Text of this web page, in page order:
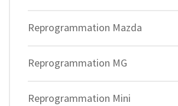
Reprogrammation Mazda
Reprogrammation MG
Reprogrammation Mini